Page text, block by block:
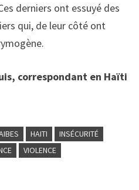
derniers ont essuyé des
qui, de leur côté ont
correspondant en Haïti
HAITI
INSÉCURITÉ
VIOLENCE